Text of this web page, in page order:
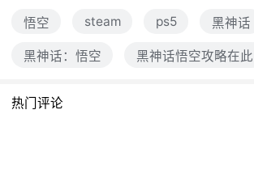
首先是根器，这个可以在土地庙
三回进入中期，可以点耳畔风响
听八方，会增加无敌时间；如撞金
悟空 steam ps5 黑神话
黑神话：悟空 黑神话悟空攻略在此
热门评论